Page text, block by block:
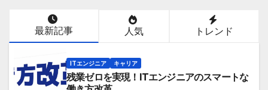
最新記事 人気 トレンド
ITエンジニア キャリア
残業ゼロを実現！ITエンジニアのスマートな